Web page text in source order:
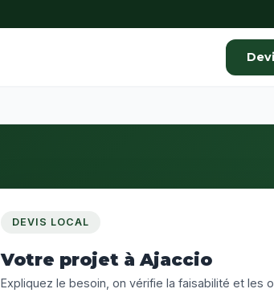
DEVIS LOCAL
Votre projet à Ajaccio
Expliquez le besoin, on vérifie la faisabilité et les